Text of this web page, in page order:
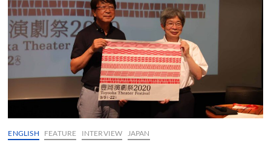
ENGLISH FEATURE INTERVIEW JAPAN